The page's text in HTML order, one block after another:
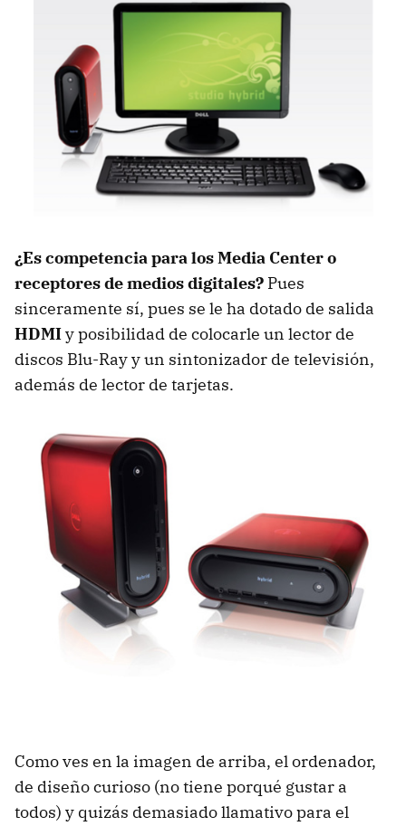
¿Es competencia para los Media Center o
receptores de medios digitales? Pues
sinceramente sí, pues se le ha dotado de salida
HDMIy posibilidad de colocarle un lector de
discos Blu-Ray y un sintonizador de televisión,
además de lector de tarjetas.
Como ves en la imagen de arriba, el ordenador,
de diseño curioso (no tiene porqué gustar a
todos) y quizás demasiado llamativo para el